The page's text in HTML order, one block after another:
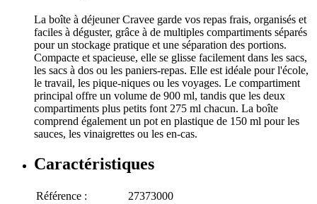
La boîte à déjeuner Cravee garde vos repas frais, organisés et
faciles à déguster, grâce à de multiples compartiments séparés
pour un stockage pratique et une séparation des portions.
Compacte et spacieuse, elle se glisse facilement dans les sacs,
les sacs à dos ou les paniers-repas. Elle est idéale pour l'école,
le travail, les pique-niques ou les voyages. Le compartiment
principal offre un volume de 900 ml, tandis que les deux
compartiments plus petits font 275 ml chacun. La boîte
comprend également un pot en plastique de 150 ml pour les
sauces, les vinaigrettes ou les en-cas.
Caractéristiques
Référence :
27373000